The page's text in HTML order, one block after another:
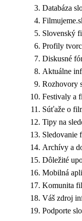
Databáza
Slovenský
Profily
Diskusné
Aktuálne
Rozhovory
Festivaly a
Súťaže o
Tipy na
Sledovanie
Archívy a
Dôležité
Mobilná
Komunita
Váš zdroj
Podporte